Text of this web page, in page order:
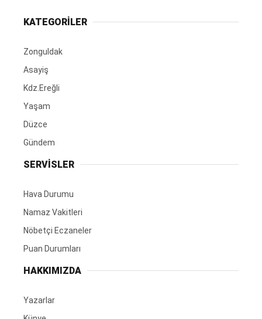
KATEGORİLER
Zonguldak
Asayiş
Kdz.Ereğli
Yaşam
Düzce
Gündem
SERVİSLER
Hava Durumu
Namaz Vakitleri
Nöbetçi Eczaneler
Puan Durumları
HAKKIMIZDA
Yazarlar